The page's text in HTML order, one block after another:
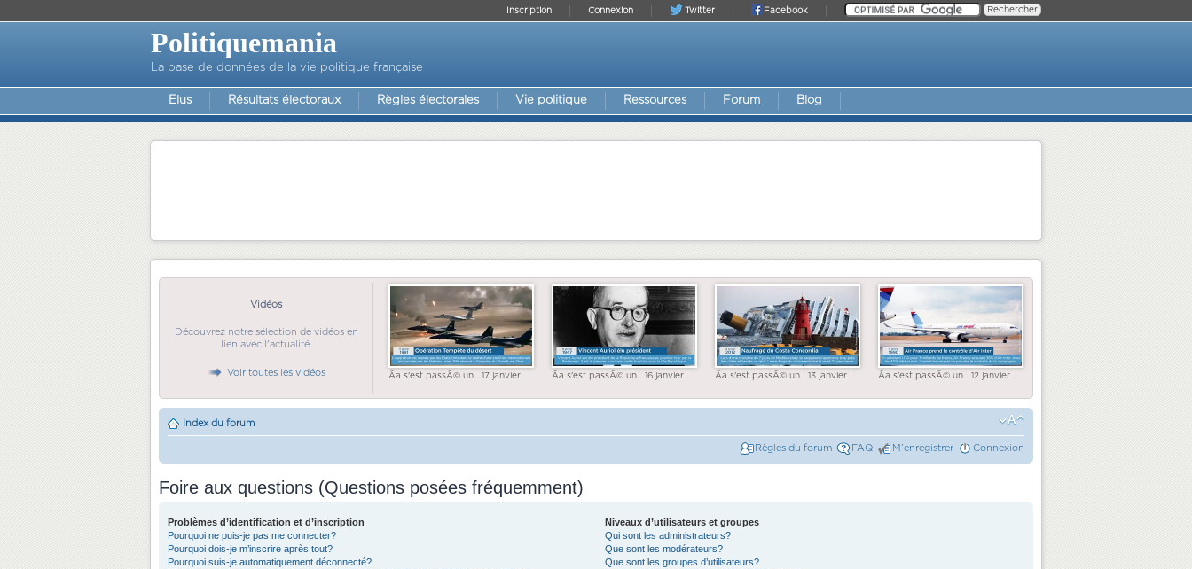
Facebook
Twitter
Connexion
Inscription
Politiquemania
La base de données de la vie politique française
Elus Résultats électoraux Règles électorales Vie politique Ressources Forum Blog
Vidéos
Découvrez notre sélection de vidéos en
lien avec l'actualité.
Voir toutes les vidéos Ãa s'est passÃ© un... 17 janvier Ãa s'est passÃ© un... 16 janvier Ãa s'est passÃ© un... 13 janvier Ãa s'est passÃ© un... 12 janvier
Index du forum
Règles du forum FAQ M’enregistrer Connexion
Foire aux questions (Questions posées fréquemment)
Problèmes d’identification et d’inscription
Pourquoi ne puis-je pas me connecter?
Pourquoi dois-je m’inscrire après tout?
Pourquoi suis-je automatiquement déconnecté?
Niveaux d’utilisateurs et groupes
Qui sont les administrateurs?
Que sont les modérateurs?
Que sont les groupes d’utilisateurs?